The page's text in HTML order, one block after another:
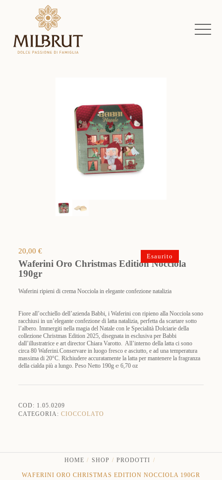
20,00€
Waferini Oro Christmas Edition Nocciola
190gr
Waferini ripieni di crema Nocciola in elegante confezione natalizia
Fiore all’occhiello dell’azienda Babbi, i Waferini con ripieno alla Nocciola sono
racchiusi in un’elegante confezione di latta natalizia, perfetta da scartare sotto
l’albero. Immergiti nella magia del Natale con le Specialità Dolciarie della
collezione Christmas Edition 2025, disegnata in esclusiva per Babbi
dall’illustratrice e art director Chiara Varotto. All’interno della latta ci sono
circa 80 Waferini.Conservare in luogo fresco e asciutto, e ad una temperatura
massima di 20°C. Richiudere accuratamente la latta per mantenere la fragranza
della cialda più a lungo. Peso Netto 190g ℮ 6,70 oz
Esaurito
COD: 1.05.0209
CATEGORIA: CIOCCOLATO
HOME SHOP PRODOTTI
WAFERINI ORO CHRISTMAS EDITION NOCCIOLA 190GR